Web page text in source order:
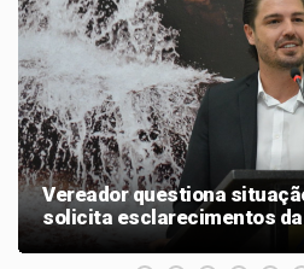
VEREADOR PASTOR LUIZ
Vereador Pastor Luiz
R$ 1,5 milhão em emendas